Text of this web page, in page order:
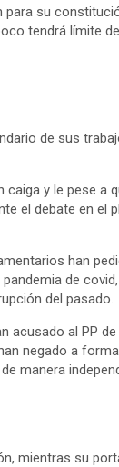
para su
tendrá límite
de sus
y le pese a
el debate en el
han
de
del pasado.
acusado al PP
negado a
manera
mientras su